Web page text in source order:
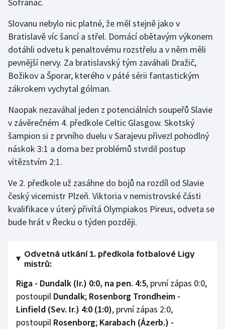
Judo
Krasobruslení
Lezení
Moderní pětiboj
Motorsport
Parasport
Plavání
Ragby
Rychlobruslení
Rychlostní kanoistika
Šofranac.
Slovanu nebylo nic platné, že měl stejně jako v
Bratislavě víc šancí a střel. Domácí obětavým výkonem
dotáhli odvetu k penaltovému rozstřelu a v něm měli
pevnější nervy. Za bratislavský tým zaváhali Dražič,
Božikov a Šporar, kterého v páté sérii fantastickým
zákrokem vychytal gólman.
Naopak nezaváhal jeden z potenciálních soupeřů Slavie
v závěrečném 4. předkole Celtic Glasgow. Skotský
šampion si z prvního duelu v Sarajevu přivezl pohodlný
náskok 3:1 a doma bez problémů stvrdil postup
vítězstvím 2:1.
Ve 2. předkole už zasáhne do bojů na rozdíl od Slavie
český vicemistr Plzeň. Viktoria v nemistrovské části
kvalifikace v úterý přivítá Olympiakos Pireus, odveta se
bude hrát v Řecku o týden později.
Odvetná utkání 1. předkola fotbalové Ligy
mistrů:
Riga - Dundalk (Ir.) 0:0, na pen. 4:5, první zápas 0:0,
postoupil Dundalk; Rosenborg Trondheim -
Linfield (Sev. Ir.) 4:0 (1:0), první zápas 2:0,
postoupil Rosenborg; Karabach (Ázerb.) -